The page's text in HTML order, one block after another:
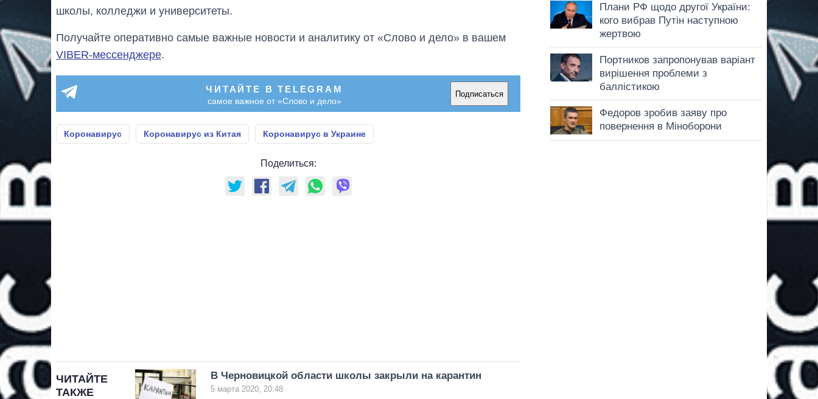
школы, колледжи и университеты.
Получайте оперативно самые важные новости и аналитику от «Слово и дело» в вашем
VIBER-мессенджере.
ЧИТАЙТЕ В TELEGRAM
самое важное от «Слово и дело»
Подписаться
Коронавирус Коронавирус из Китая Коронавирус в Украине
Поделиться:
ЧИТАЙТЕ
ТАКЖЕ
В Черновицкой области школы закрыли на карантин
5 марта 2020, 20:48